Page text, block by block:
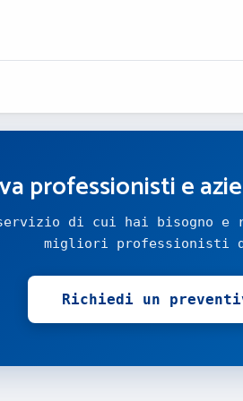
professionisti e
di cui hai bisogno
migliori professionisti
Richiedi un